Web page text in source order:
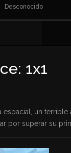
Desconocido
1x1
espacial, un
por superar su